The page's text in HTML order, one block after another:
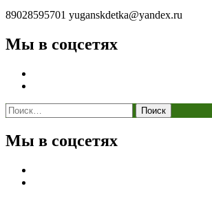
89028595701 yuganskdetka@yandex.ru
Мы в соцсетях
Найти:
Мы в соцсетях